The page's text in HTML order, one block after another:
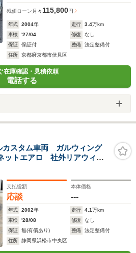
残価ローン 月々115,800円
年式 2004年 走行 3.4万km
車検
'27/04 修復
なし
保証
保証付 整備
法定整備付
住所
京都府京都市伏見区
在庫確認・見積依頼
電話する
スタム車両 ガルウィング
ットエアロ 社外リアウィン
カーボンバケット!アルカン
リング!記念プレート車体番
支払総額
応談
本体価格
---
年式 2002年 走行 4.1万km
車検
'28/08 修復
なし
保証
無(有償あり) 整備
法定整備付
住所
静岡県浜松市中央区